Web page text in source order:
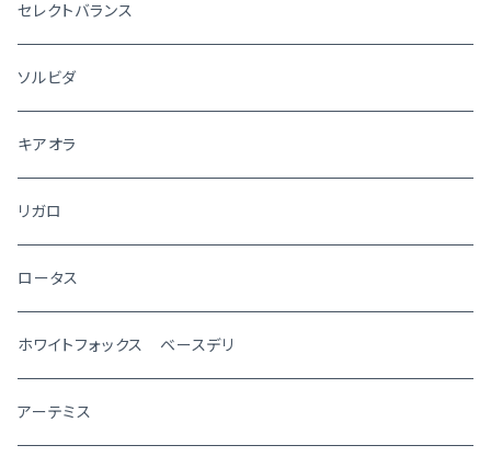
セレクトバランス
ソルビダ
キアオラ
リガロ
ロータス
ホワイトフォックス ベースデリ
アーテミス